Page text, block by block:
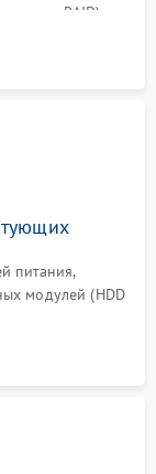
RAID)
утилитами.
питания,
модулей (HDD